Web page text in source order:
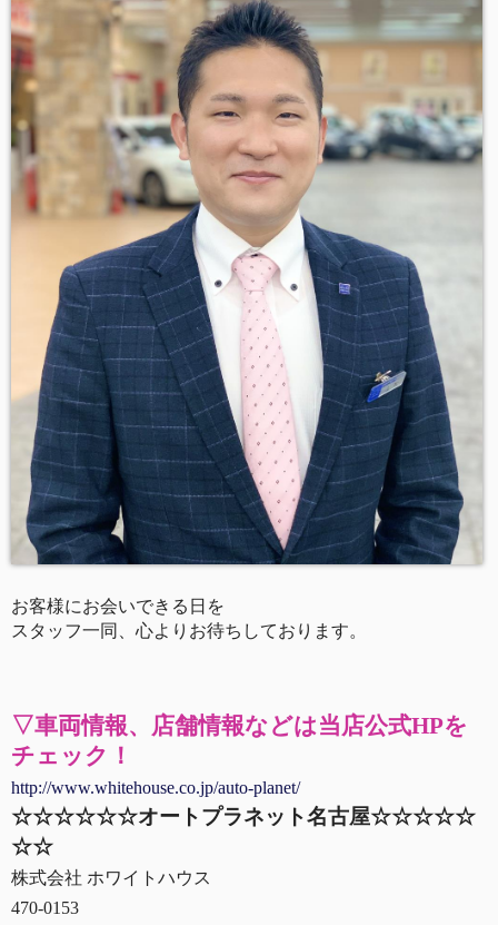
お客様にお会いできる日を
スタッフ一同、心よりお待ちしております。
▽車両情報、店舗情報などは当店公式HPを
チェック！
http://www.whitehouse.co.jp/auto-planet/
☆☆☆☆☆☆オートプラネット名古屋☆☆☆☆☆
☆☆
株式会社 ホワイトハウス
470-0153